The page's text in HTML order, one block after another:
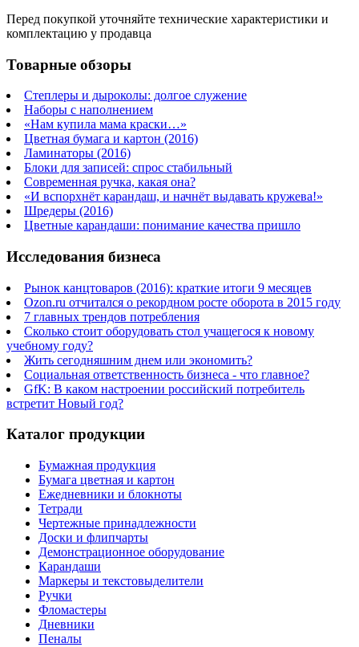
Перед покупкой уточняйте технические характеристики и
комплектацию у продавца
Товарные обзоры
Степлеры и дыроколы: долгое служение
Наборы с наполнением
«Нам купила мама краски…»
Цветная бумага и картон (2016)
Ламинаторы (2016)
Блоки для записей: спрос стабильный
Современная ручка, какая она?
«И вспорхнёт карандаш, и начнёт выдавать кружева!»
Шредеры (2016)
Цветные карандаши: понимание качества пришло
Исследования бизнеса
Рынок канцтоваров (2016): краткие итоги 9 месяцев
Ozon.ru отчитался о рекордном росте оборота в 2015 году
7 главных трендов потребления
Сколько стоит оборудовать стол учащегося к новому
учебному году?
Жить сегодняшним днем или экономить?
Социальная ответственность бизнеса - что главное?
GfK: В каком настроении российский потребитель
встретит Новый год?
Каталог продукции
Бумажная продукция
Бумага цветная и картон
Ежедневники и блокноты
Тетради
Чертежные принадлежности
Доски и флипчарты
Демонстрационное оборудование
Карандаши
Маркеры и текстовыделители
Ручки
Фломастеры
Дневники
Пеналы